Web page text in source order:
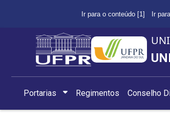
Ir para o conteúdo [1] Ir
Portarias Regimentos Conselho